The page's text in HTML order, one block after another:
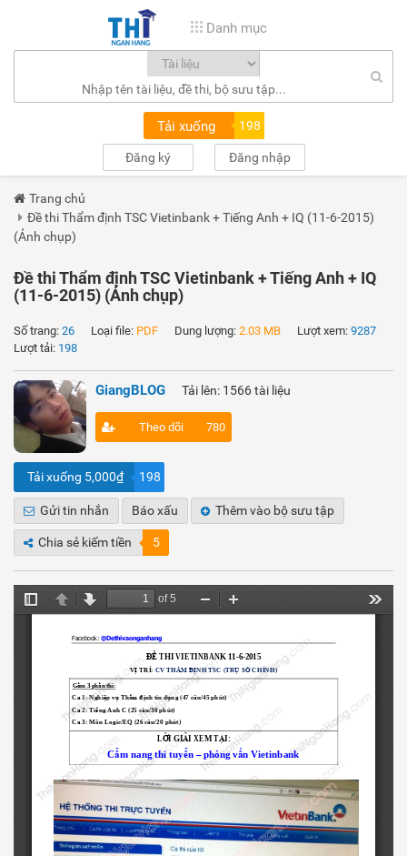
Danh mục
Tải xuống 198
Đăng ký Đăng nhập
Trang chủ
Đề thi Thẩm định TSC Vietinbank + Tiếng Anh + IQ (11-6-2015)
(Ảnh chụp)
Đề thi Thẩm định TSC Vietinbank + Tiếng Anh + IQ
(11-6-2015) (Ảnh chụp)
Số trang: 26 Loại file: PDF Dung lượng: 2.03 MB Lượt xem: 9287
Lượt tải: 198
GiangBLOG Tải lên: 1566 tài liệu
Theo dõi 780
Tải xuống 5,000₫ 198
Gửi tin nhắn Báo xấu Thêm vào bộ sưu tập
Chia sẻ kiếm tiền 5